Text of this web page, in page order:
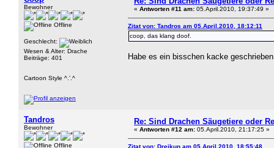
Bewohner
Offline
Geschlecht:
Wesen & Alter: Drache
Beiträge: 401
Cartoon Style ^.'.^
« Antworten #11 am: 05.April.2010, 19:37:49 »
Zitat von: Tandros am 05.April.2010, 18:12:11
coop, das klang doof.
Habe es ein bisschen kacke
Tandros
Bewohner
Offline
Re: Sind Drachen Säugetiere oder
« Antworten #12 am: 05.April.2010, 21:17:25 »
Zitat von: Dreikun am 05.April.2010, 18:55:48